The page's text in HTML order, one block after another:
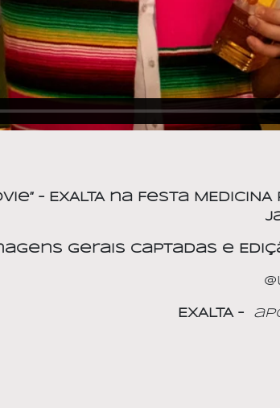
– EXALTA na Festa MEDICINA
Gerais Captadas e
EXALTA –